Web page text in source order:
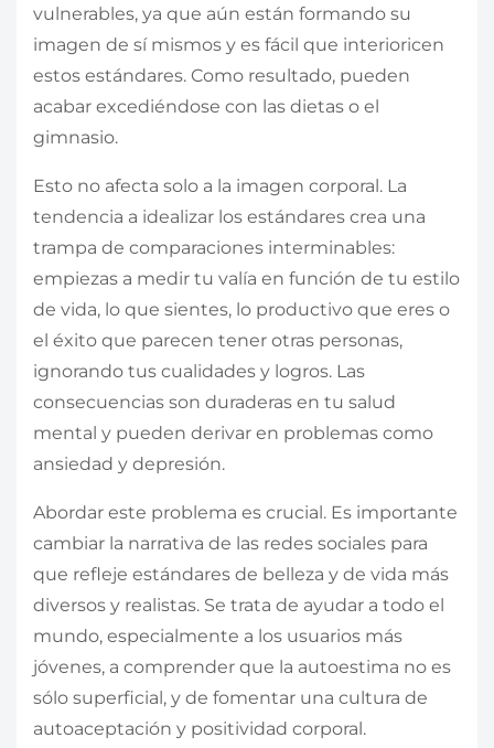
vulnerables, ya que aún están formando su
imagen de sí mismos y es fácil que interioricen
estos estándares. Como resultado, pueden
acabar excediéndose con las dietas o el
gimnasio.
Esto no afecta solo a la imagen corporal. La
tendencia a idealizar los estándares crea una
trampa de comparaciones interminables:
empiezas a medir tu valía en función de tu estilo
de vida, lo que sientes, lo productivo que eres o
el éxito que parecen tener otras personas,
ignorando tus cualidades y logros. Las
consecuencias son duraderas en tu salud
mental y pueden derivar en problemas como
ansiedad y depresión.
Abordar este problema es crucial. Es importante
cambiar la narrativa de las redes sociales para
que refleje estándares de belleza y de vida más
diversos y realistas. Se trata de ayudar a todo el
mundo, especialmente a los usuarios más
jóvenes, a comprender que la autoestima no es
sólo superficial, y de fomentar una cultura de
autoaceptación y positividad corporal.